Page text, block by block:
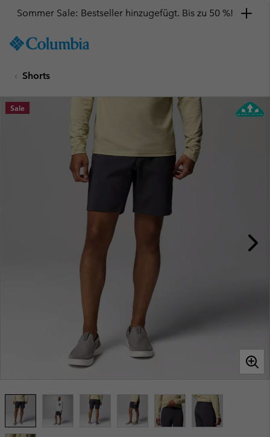
TO
SKIP
MAIN
NAV
Sommer Sale: Bestseller hinzugefügt. Bis zu 50 %!
Shorts
Sale